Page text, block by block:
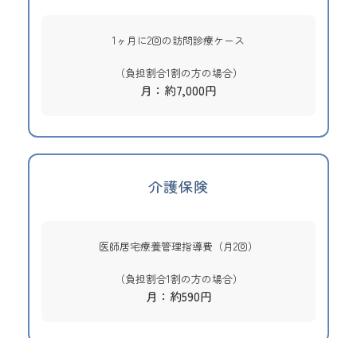
1ヶ月に2回の訪問診療ケース
（負担割合1割の方の場合）
月：約7,000円
介護保険
医師居宅療養管理指導費（月2回）
（負担割合1割の方の場合）
月：約590円